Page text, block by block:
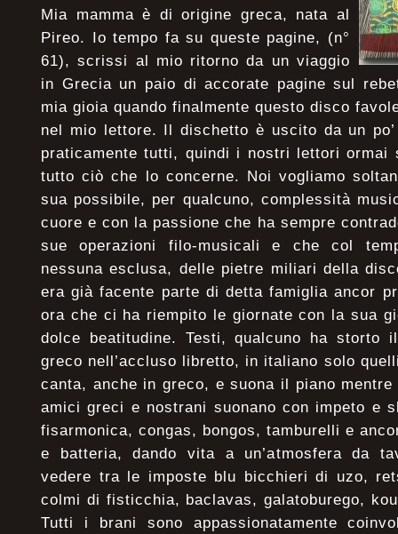
Mia mamma è di origine greca, nata al
Pireo. Io tempo fa su queste pagine, (n°
61), scrissi al mio ritorno da un viaggio
in Grecia un paio di accorate pagine sul
mia gioia quando finalmente questo disco
nel mio lettore. Il dischetto è uscito da un
praticamente tutti, quindi i nostri lettori ormai
tutto ciò che lo concerne. Noi vogliamo
sua possibile, per qualcuno, complessità
cuore e con la passione che ha sempre
sue operazioni filo-musicali e che col
nessuna esclusa, delle pietre miliari della
era già facente parte di detta famiglia ancor
ora che ci ha riempito le giornate con la sua
dolce beatitudine. Testi, qualcuno ha storto
greco nell’accluso libretto, in italiano solo
canta, anche in greco, e suona il piano
amici greci e nostrani suonano con impeto e
fisarmonica, congas, bongos, tamburelli e
e batteria, dando vita a un’atmosfera da
vedere tra le imposte blu bicchieri di uzo,
colmi di fisticchia, baclavas, galatoburego,
Tutti i brani sono appassionatamente